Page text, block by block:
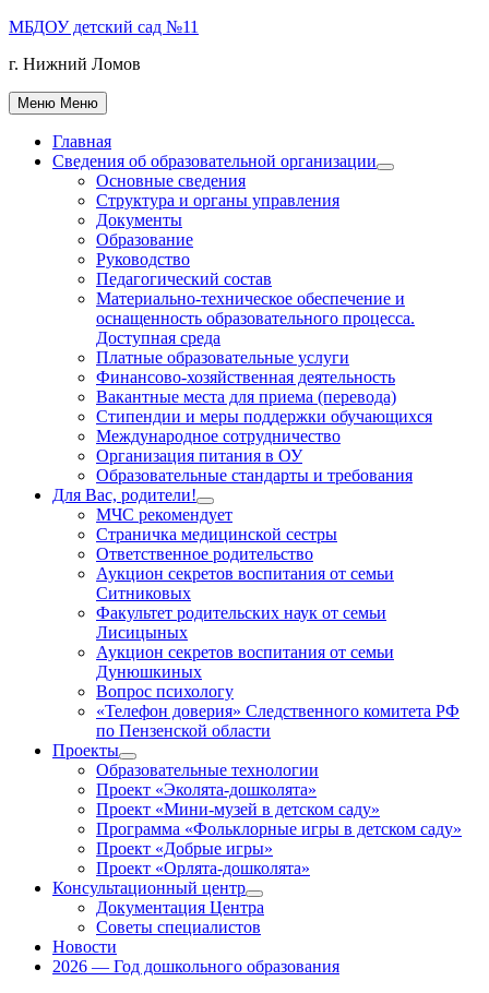
Перейти
содержимому
МБДОУ детский сад №11
г. Нижний Ломов
Меню Меню
Главная
Сведения об образовательной организации
Показать
Основные сведения
Структура и органы управления
Документы
Образование
Руководство
Педагогический состав
Материально-техническое обеспечение и
оснащенность образовательного процесса.
Доступная среда
Платные образовательные услуги
Финансово-хозяйственная деятельность
Вакантные места для приема (перевода)
Стипендии и меры поддержки обучающихся
Международное сотрудничество
Организация питания в ОУ
Образовательные стандарты и требования
Для Вас, родители!
Показать
подменю
МЧС рекомендует
Страничка медицинской сестры
Ответственное родительство
Аукцион секретов воспитания от семьи
Ситниковых
Факультет родительских наук от семьи
Лисицыных
Аукцион секретов воспитания от семьи
Дунюшкиных
Вопрос психологу
«Телефон доверия» Следственного комитета РФ
по Пензенской области
Проекты
Показать
подменю
Образовательные технологии
Проект «Эколята-дошколята»
Проект «Мини-музей в детском саду»
Программа «Фольклорные игры в детском саду»
Проект «Добрые игры»
Проект «Орлята-дошколята»
Консультационный центр
Показать
подменю
Документация Центра
Советы специалистов
Новости
2026 — Год дошкольного образования